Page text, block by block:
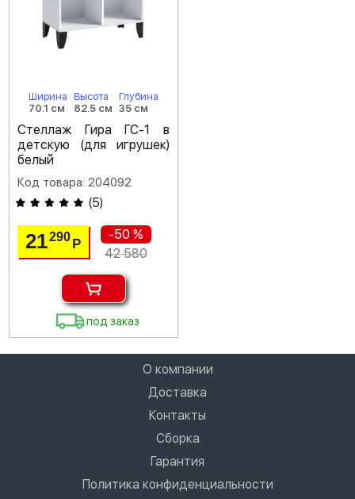
Ширина
70.1 см
Высота
82.5 см
Глубина
35 см
Стеллаж Гира ГС-1 в
детскую (для игрушек)
белый
Код товара: 204092
(5)
21290Р
-50 %
42 580
под заказ
О компании
Доставка
Контакты
Сборка
Гарантия
Политика конфиденциальности